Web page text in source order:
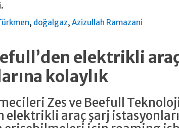
, doğalgaz,Azizullah Ramazani
elektrikli
kolaylık
Zes ve Beefull
elektrikli araç şarj